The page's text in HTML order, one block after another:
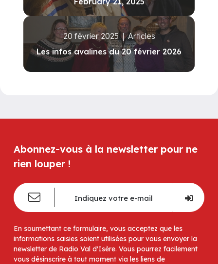
20 février 2025 | Articles
Les infos avalines du 20 février 2026
Abonnez-vous à la newsletter pour ne
rien louper !
En soumettant ce formulaire, vous acceptez que les
informations saisies soient utilisées pour vous envoyer la
newsletter de Radio Val d'Isère. Vous pourrez facilement
vous désinscrire à tout moment via les liens de